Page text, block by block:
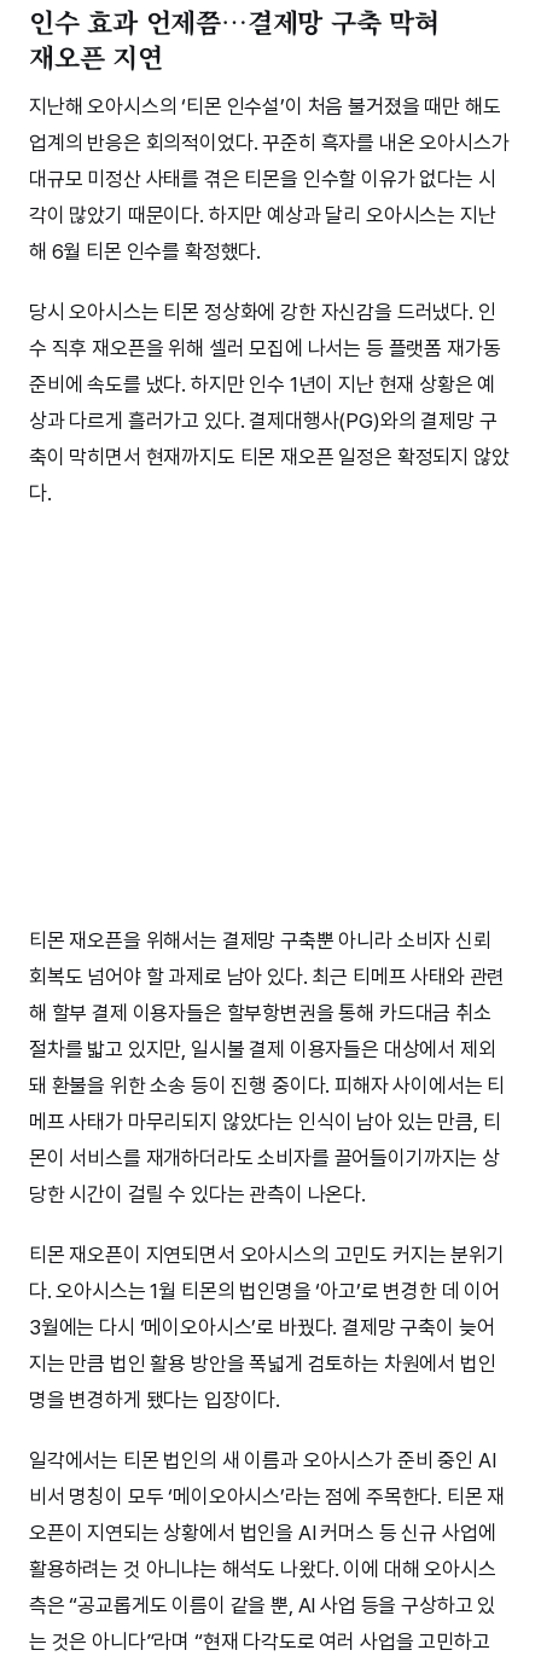
인수 효과 언제쯤…결제망 구축 막혀
재오픈 지연
지난해 오아시스의 ‘티몬 인수설’이 처음 불거졌을 때만 해도
업계의 반응은 회의적이었다. 꾸준히 흑자를 내온 오아시스가
대규모 미정산 사태를 겪은 티몬을 인수할 이유가 없다는 시
각이 많았기 때문이다. 하지만 예상과 달리 오아시스는 지난
해 6월 티몬 인수를 확정했다.
당시 오아시스는 티몬 정상화에 강한 자신감을 드러냈다. 인
수 직후 재오픈을 위해 셀러 모집에 나서는 등 플랫폼 재가동
준비에 속도를 냈다. 하지만 인수 1년이 지난 현재 상황은 예
상과 다르게 흘러가고 있다. 결제대행사(PG)와의 결제망 구
축이 막히면서 현재까지도 티몬 재오픈 일정은 확정되지 않았
다.
티몬 재오픈을 위해서는 결제망 구축뿐 아니라 소비자 신뢰
회복도 넘어야 할 과제로 남아 있다. 최근 티메프 사태와 관련
해 할부 결제 이용자들은 할부항변권을 통해 카드대금 취소
절차를 밟고 있지만, 일시불 결제 이용자들은 대상에서 제외
돼 환불을 위한 소송 등이 진행 중이다. 피해자 사이에서는 티
메프 사태가 마무리되지 않았다는 인식이 남아 있는 만큼, 티
몬이 서비스를 재개하더라도 소비자를 끌어들이기까지는 상
당한 시간이 걸릴 수 있다는 관측이 나온다.
티몬 재오픈이 지연되면서 오아시스의 고민도 커지는 분위기
다. 오아시스는 1월 티몬의 법인명을 ‘아고’로 변경한 데 이어
3월에는 다시 ‘메이오아시스’로 바꿨다. 결제망 구축이 늦어
지는 만큼 법인 활용 방안을 폭넓게 검토하는 차원에서 법인
명을 변경하게 됐다는 입장이다.
일각에서는 티몬 법인의 새 이름과 오아시스가 준비 중인 AI
비서 명칭이 모두 ‘메이오아시스’라는 점에 주목한다. 티몬 재
오픈이 지연되는 상황에서 법인을 AI 커머스 등 신규 사업에
활용하려는 것 아니냐는 해석도 나왔다. 이에 대해 오아시스
측은 “공교롭게도 이름이 같을 뿐, AI 사업 등을 구상하고 있
는 것은 아니다”라며 “현재 다각도로 여러 사업을 고민하고